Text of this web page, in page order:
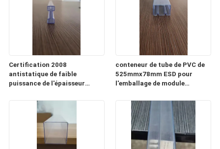
Certification 2008
antistatique de faible
puissance de l'épaisseur
conteneur de tube de PVC de
525mmx78mm ESD pour
l'emballage de module